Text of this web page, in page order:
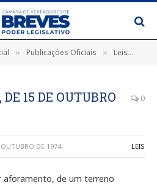
» Publicações Oficiais » Leis
15 DE OUTUBRO
0
DE 1974 LEIS
aforamento, de um terreno